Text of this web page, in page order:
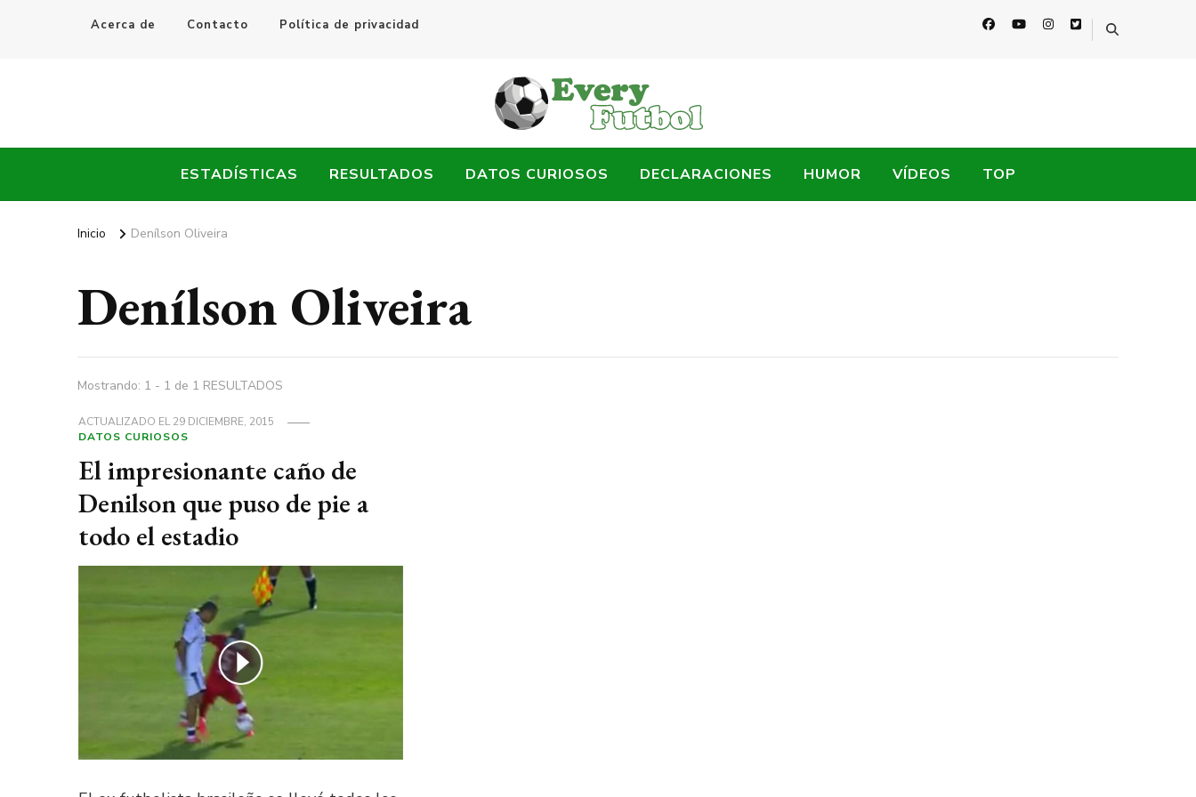
Acerca de Contacto Política de privacidad
Every Fútbol
ESTADÍSTICAS RESULTADOS DATOS CURIOSOS DECLARACIONES HUMOR VÍDEOS TOP
Inicio Denílson Oliveira
Denílson Oliveira
Mostrando: 1 - 1 de 1 RESULTADOS
ACTUALIZADO EL29 DICIEMBRE, 2015
DATOS CURIOSOS
El impresionante caño de
Denilson que puso de pie a
todo el estadio